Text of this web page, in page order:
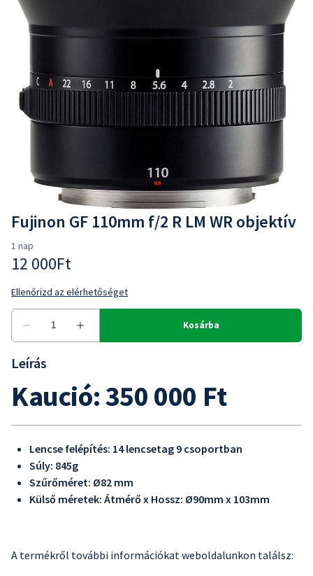
Fujinon GF 110mm f/2 R LM WR objektív
Leírás
Kaució: 350 000 Ft
Lencse felépítés: 14 lencsetag 9 csoportban
Súly: 845g
Szűrőméret: Ø82 mm
Külső méretek: Átmérő x Hossz: Ø90mm x 103mm
A termékről további információkat weboldalunkon találsz: